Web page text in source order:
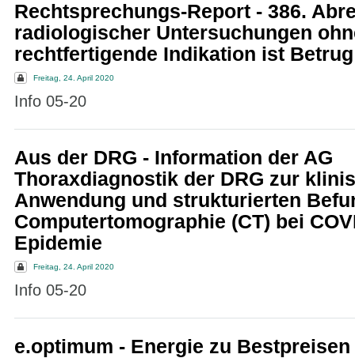
Rechtsprechungs-Report - 386.
radiologischer Untersuchungen
rechtfertigende Indikation ist Betrug
Freitag, 24. April 2020
Info 05-20
Aus der DRG - Information der AG
Thoraxdiagnostik der DRG zur
Anwendung und strukturierten
Computertomographie (CT) bei
Epidemie
Freitag, 24. April 2020
Info 05-20
e.optimum - Energie zu Bestpreisen